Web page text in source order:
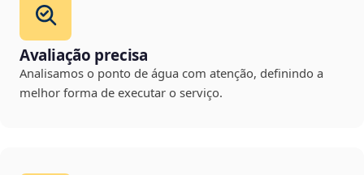
Avaliação precisa
Analisamos o ponto de água com atenção, definindo a
melhor forma de executar o serviço.